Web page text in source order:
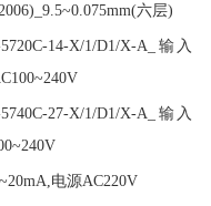
六层)
5720C-14-X/1/D1/X-A_输入
5740C-27-X/1/D1/X-A_输入
电源AC220V